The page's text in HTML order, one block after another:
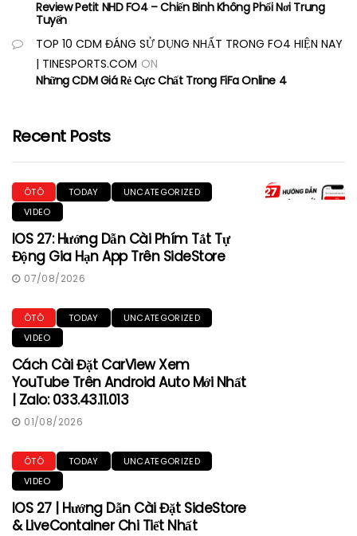
Review Petit NHD FO4 – Chiến Binh Không Phổi Nơi Trung
Tuyến
TOP 10 CDM ĐÁNG SỬ DỤNG NHẤT TRONG FO4 HIỆN NAY
| TINESPORTS.COM ON
Những CDM Giá Rẻ Cực Chất Trong FiFa Online 4
Recent Posts
ÔTÔ TODAY
UNCATEGORIZED
VIDEO
IOS 27: Hướng Dẫn Cài Phím Tắt Tự
Động Gia Hạn App Trên SideStore
07/08/2026
ÔTÔ TODAY
UNCATEGORIZED
VIDEO
Cách Cài Đặt CarView Xem
YouTube Trên Android Auto Mới Nhất
| Zalo: 033.43.11.013
01/08/2026
ÔTÔ TODAY
UNCATEGORIZED
VIDEO
IOS 27 | Hướng Dẫn Cài Đặt SideStore
& LiveContainer Chi Tiết Nhất